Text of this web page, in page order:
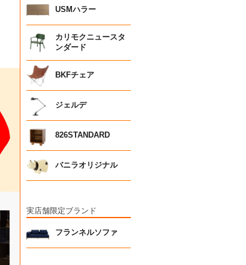
USMハラー
カリモクニュースタ
ンダード
BKFチェア
ジェルデ
826STANDARD
バニラオリジナル
実店舗限定ブランド
フランネルソファ